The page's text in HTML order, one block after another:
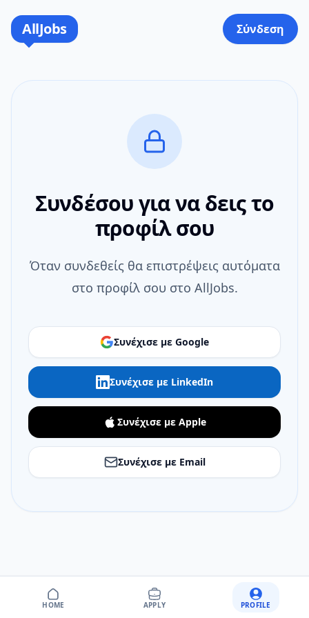
AllJobs Σύνδεση
Συνδέσου για να δεις το
προφίλ σου
Όταν συνδεθείς θα επιστρέψεις αυτόματα
στο προφίλ σου στο AllJobs.
Συνέχισε με Google
Συνέχισε με LinkedIn
Συνέχισε με Apple
Συνέχισε με Email
HOME APPLY PROFILE